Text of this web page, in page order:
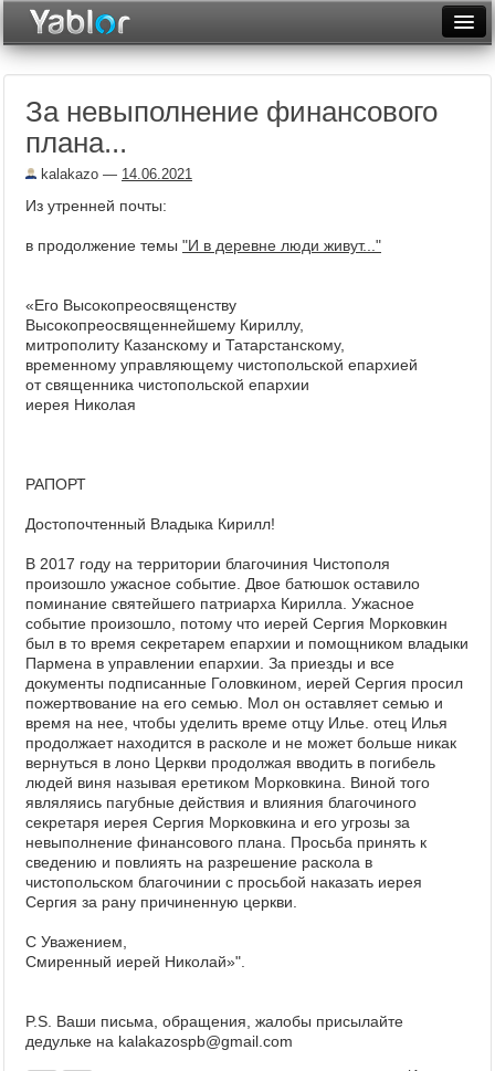
Неделя
Архив
Видеотоп
За невыполнение финансового
плана...
kalakazo — 14.06.2021
Из утренней почты:
в продолжение темы "И в деревне люди живут..."
«Его Высокопреосвященству
Высокопреосвященнейшему Кириллу,
митрополиту Казанскому и Татарстанскому,
временному управляющему чистопольской епархией
от священника чистопольской епархии
иерея Николая
РАПОРТ
Достопочтенный Владыка Кирилл!
В 2017 году на территории благочиния Чистополя
произошло ужасное событие. Двое батюшок оставило
поминание святейшего патриарха Кирилла. Ужасное
событие произошло, потому что иерей Сергия Морковкин
был в то время секретарем епархии и помощником владыки
Пармена в управлении епархии. За приезды и все
документы подписанные Головкином, иерей Сергия просил
пожертвование на его семью. Мол он оставляет семью и
время на нее, чтобы уделить време отцу Илье. отец Илья
продолжает находится в расколе и не может больше никак
вернуться в лоно Церкви продолжая вводить в погибель
людей виня называя еретиком Морковкина. Виной того
являляись пагубные действия и влияния благочиного
секретаря иерея Сергия Морковкина и его угрозы за
невыполнение финансового плана. Просьба принять к
сведению и повлиять на разрешение раскола в
чистопольском благочинии с просьбой наказать иерея
Сергия за рану причиненную церкви.
С Уважением,
Смиренный иерей Николай»".
P.S. Ваши письма, обращения, жалобы присылайте
дедульке на kalakazospb@gmail.com